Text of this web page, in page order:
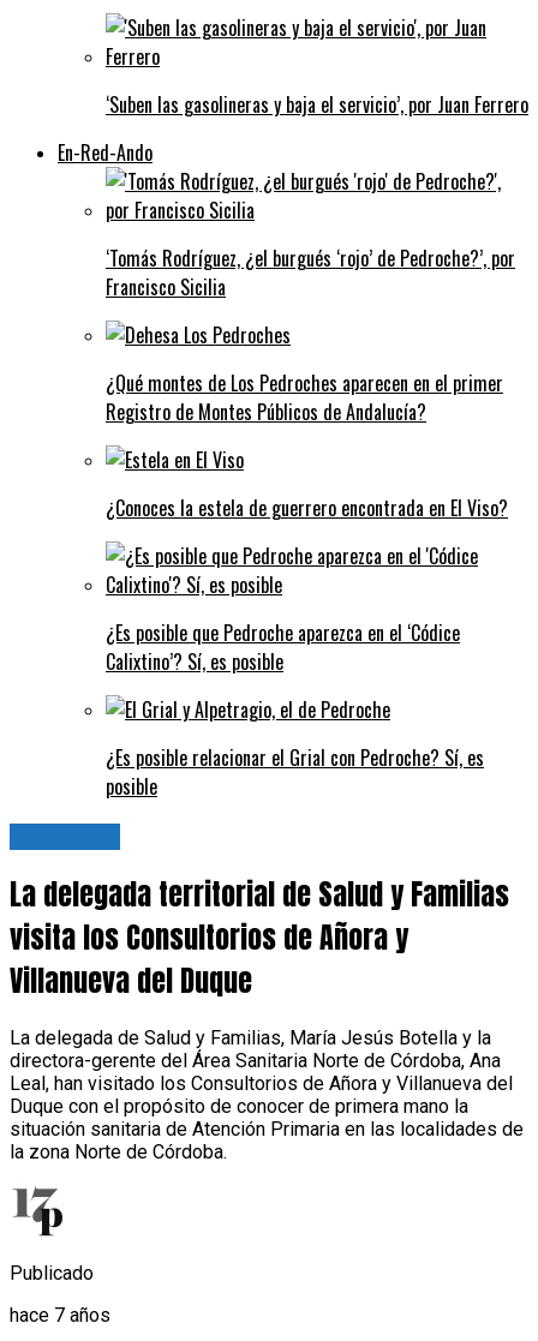
‘Suben las gasolineras y baja el servicio’, por Juan Ferrero
En-Red-Ando
‘Tomás Rodríguez, ¿el burgués ‘rojo’ de Pedroche?’, por
Francisco Sicilia
¿Qué montes de Los Pedroches aparecen en el primer
Registro de Montes Públicos de Andalucía?
¿Conoces la estela de guerrero encontrada en El Viso?
¿Es posible que Pedroche aparezca en el ‘Códice
Calixtino’? Sí, es posible
¿Es posible relacionar el Grial con Pedroche? Sí, es
posible
La delegada territorial de Salud y Familias
visita los Consultorios de Añora y
Villanueva del Duque
La delegada de Salud y Familias, María Jesús Botella y la
directora-gerente del Área Sanitaria Norte de Córdoba, Ana
Leal, han visitado los Consultorios de Añora y Villanueva del
Duque con el propósito de conocer de primera mano la
situación sanitaria de Atención Primaria en las localidades de
la zona Norte de Córdoba.
Publicado
hace 7 años